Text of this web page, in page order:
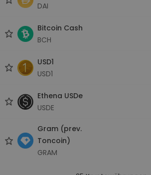
DAI
Bitcoin Cash
BCH
USD1
USD1
Ethena USDe
USDE
Gram (prev.
Toncoin)
GRAM